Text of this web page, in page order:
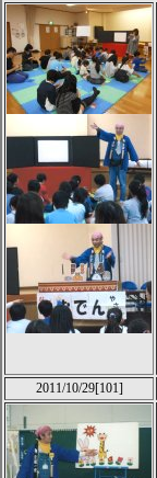
2011/10/29[101]